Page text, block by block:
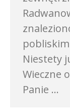
Niestety
Wieczne
Panie …